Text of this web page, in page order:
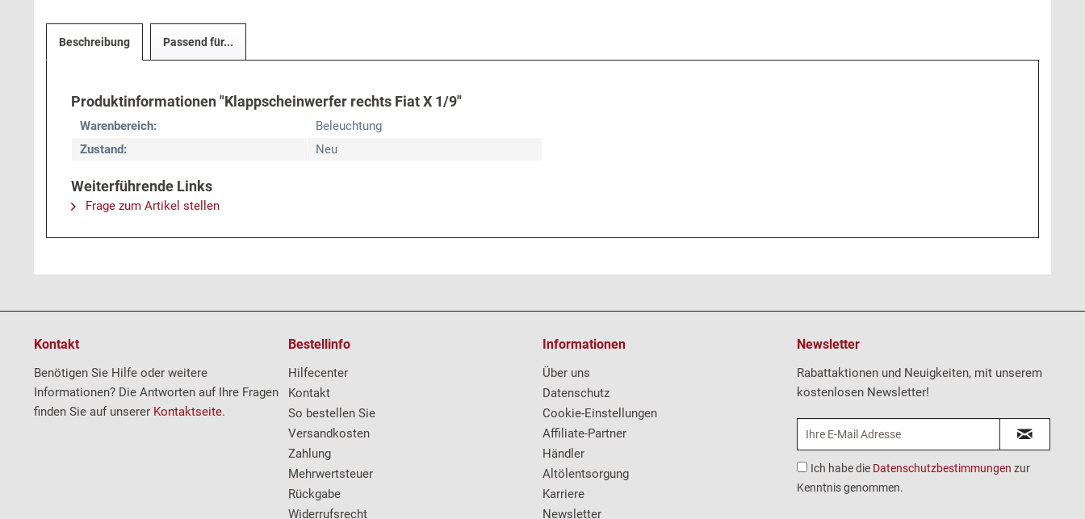
Beschreibung Passend für...
Produktinformationen "Klappscheinwerfer rechts Fiat X 1/9"
Warenbereich:
Beleuchtung
Zustand:
Neu
Weiterführende Links
Frage zum Artikel stellen
Kontakt
Benötigen Sie Hilfe oder weitere
Informationen? Die Antworten auf Ihre Fragen
finden Sie auf unserer Kontaktseite.
Bestellinfo
Hilfecenter
Kontakt
So bestellen Sie
Versandkosten
Zahlung
Mehrwertsteuer
Rückgabe
Widerrufsrecht
Informationen
Über uns
Datenschutz
Cookie-Einstellungen
Affiliate-Partner
Händler
Altölentsorgung
Karriere
Newsletter
Newsletter
Rabattaktionen und Neuigkeiten, mit unserem
kostenlosen Newsletter!
Ich habe die Datenschutzbestimmungen zur
Kenntnis genommen.